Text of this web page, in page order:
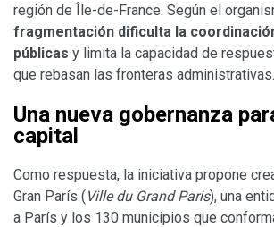
región de Île-de-France. Según el
fragmentación dificulta la
públicas y limita la capacidad de
que rebasan las fronteras administrativas.
Una nueva gobernanza
capital
Como respuesta, la iniciativa propone
Gran París (Ville du Grand Paris), una
a París y los 130 municipios que